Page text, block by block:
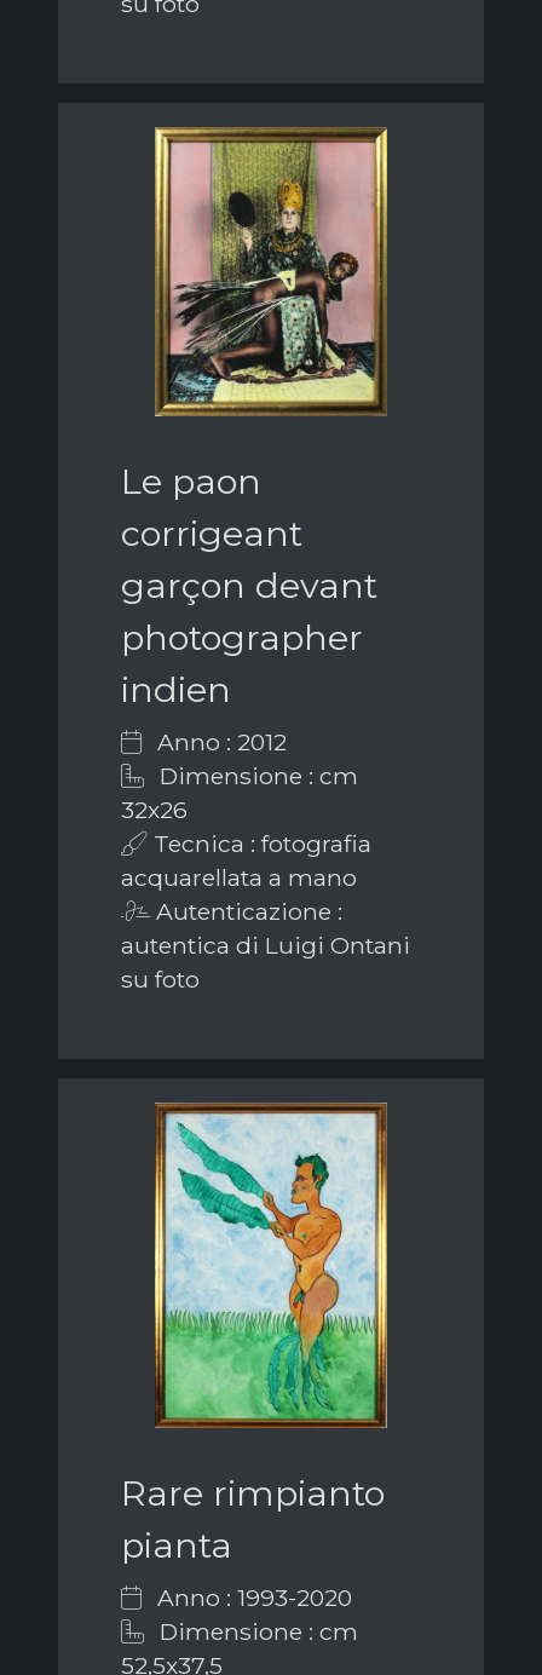
Le paon
corrigeant
garçon devant
photographer
indien
Anno : 2012
Dimensione : cm
32x26
Tecnica : fotografia
acquarellata a mano
Autenticazione :
autentica di Luigi Ontani
su foto
Rare rimpianto
pianta
Anno : 1993-2020
Dimensione : cm
52,5x37,5